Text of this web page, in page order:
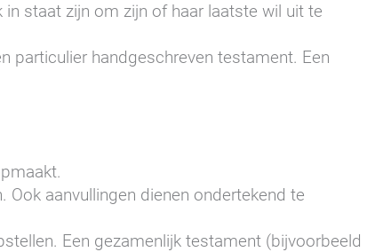
staat zijn om zijn of haar laatste wil uit te
particulier handgeschreven testament. Een
aanvullingen dienen ondertekend te
Een gezamenlijk testament (bijvoorbeeld